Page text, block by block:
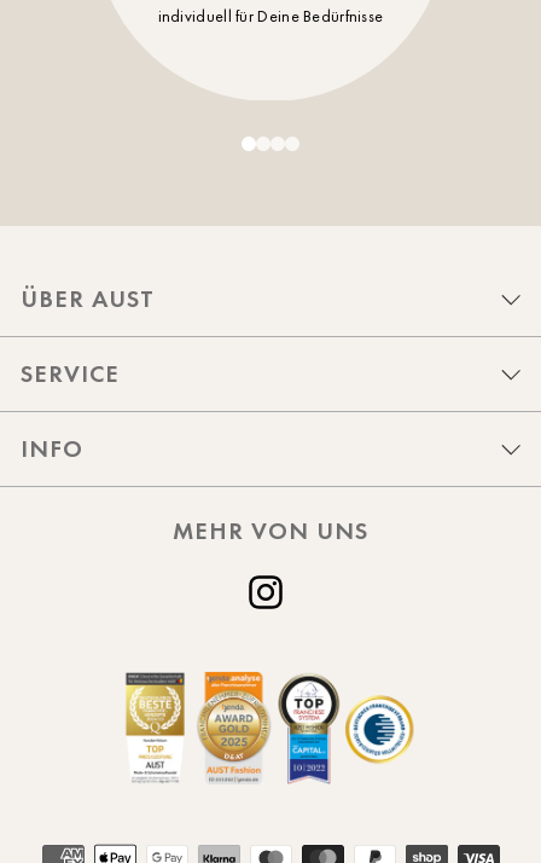
individuell für Deine Bedürfnisse
ÜBER AUST
SERVICE
INFO
MEHR VON UNS